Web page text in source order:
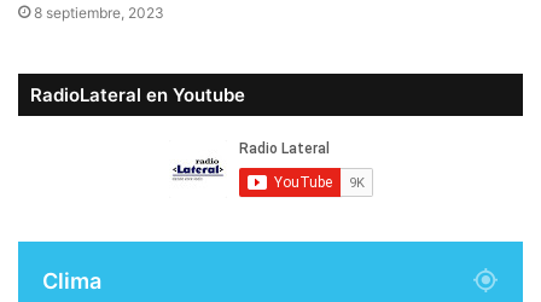
8 septiembre, 2023
RadioLateral en Youtube
Clima